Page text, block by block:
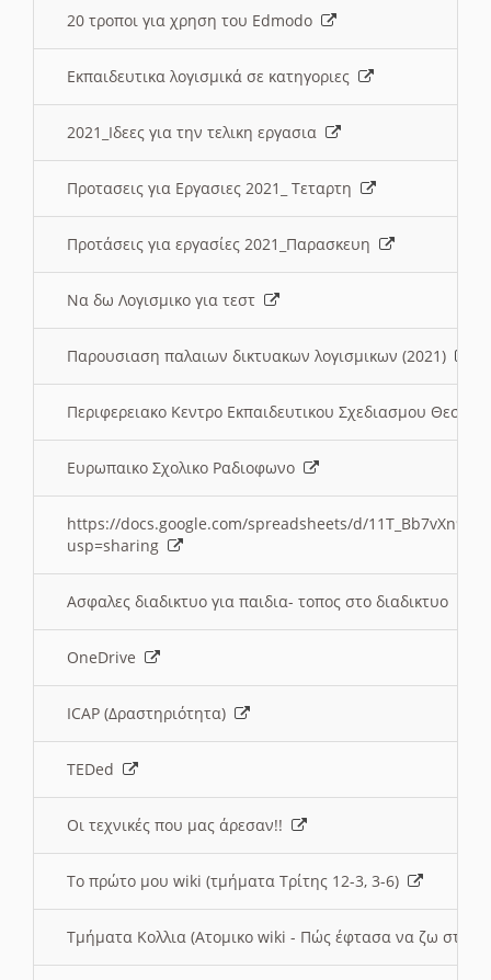
20 τροποι για χρηση του Edmodo
Εκπαιδευτικα λογισμικά σε κατηγοριες
2021_Ιδεες για την τελικη εργασια
Προτασεις για Εργασιες 2021_ Τεταρτη
Προτάσεις για εργασίες 2021_Παρασκευη
Να δω Λογισμικο για τεστ
Παρουσιαση παλαιων δικτυακων λογισμικων (2021)
Περιφερειακο Κεντρο Εκπαιδευτικου Σχεδιασμου
Ευρωπαικο Σχολικο Ραδιοφωνο
https://docs.google.com/spreadsheets/d/
usp=sharing
Ασφαλες διαδικτυο για παιδια- τοπος στο διαδικτυο
OneDrive
ICAP (Δραστηριότητα)
TEDed
Οι τεχνικές που μας άρεσαν!!
Το πρώτο μου wiki (τμήματα Τρίτης 12-3, 3-6)
Τμήματα Κολλια (Ατομικο wiki - Πώς έφτασα να ζω στην